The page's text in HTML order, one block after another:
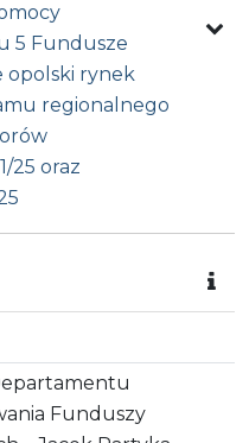
5 Fundusze
opolski rynek
regionalnego
25 oraz
Funduszy